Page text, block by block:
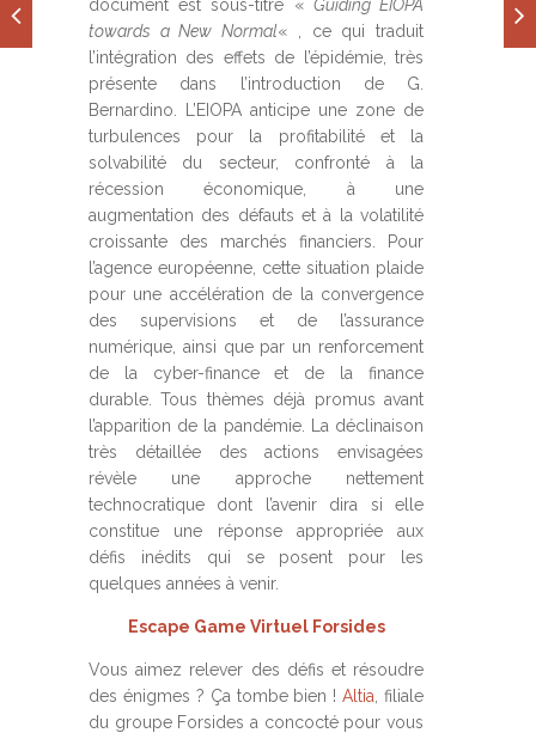
document est sous-titré « Guiding EIOPA
towards a New Normal« , ce qui traduit
l’intégration des effets de l’épidémie, très
présente dans l’introduction de G.
Bernardino. L’EIOPA anticipe une zone de
turbulences pour la profitabilité et la
solvabilité du secteur, confronté à la
récession économique, à une
augmentation des défauts et à la volatilité
croissante des marchés financiers. Pour
l’agence européenne, cette situation plaide
pour une accélération de la convergence
des supervisions et de l’assurance
numérique, ainsi que par un renforcement
de la cyber-finance et de la finance
durable. Tous thèmes déjà promus avant
l’apparition de la pandémie. La déclinaison
très détaillée des actions envisagées
révèle une approche nettement
technocratique dont l’avenir dira si elle
constitue une réponse appropriée aux
défis inédits qui se posent pour les
quelques années à venir.
Escape Game Virtuel Forsides
Vous aimez relever des défis et résoudre
des énigmes ? Ça tombe bien !Altia , filiale
du groupe Forsides a concocté pour vous